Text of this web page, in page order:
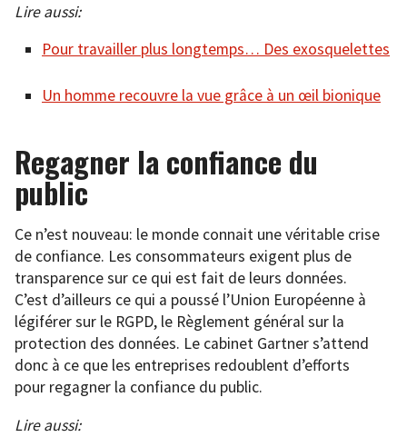
Lire aussi:
Pour travailler plus longtemps… Des exosquelettes
Un homme recouvre la vue grâce à un œil bionique
Regagner la confiance du
public
Ce n’est nouveau: le monde connait une véritable crise
de confiance. Les consommateurs exigent plus de
transparence sur ce qui est fait de leurs données.
C’est d’ailleurs ce qui a poussé l’Union Européenne à
légiférer sur le RGPD, le Règlement général sur la
protection des données. Le cabinet Gartner s’attend
donc à ce que les entreprises redoublent d’efforts
pour regagner la confiance du public.
Lire aussi: